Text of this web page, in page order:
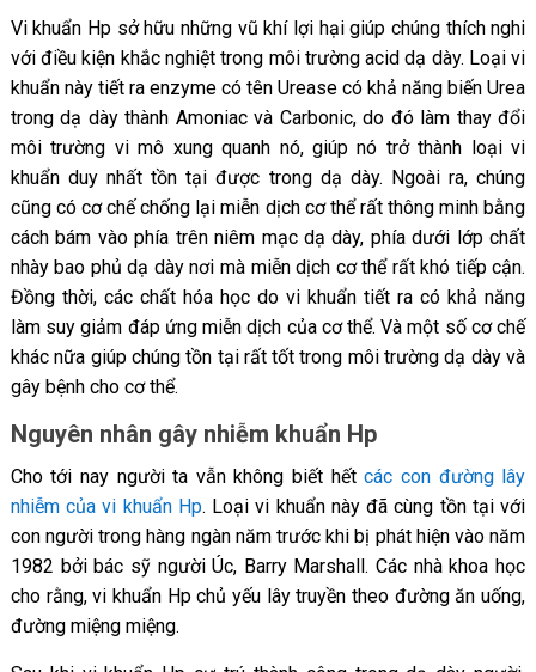
Vi khuẩn Hp sở hữu những vũ khí lợi hại giúp chúng thích nghi
với điều kiện khắc nghiệt trong môi trường acid dạ dày. Loại vi
khuẩn này tiết ra enzyme có tên Urease có khả năng biến Urea
trong dạ dày thành Amoniac và Carbonic, do đó làm thay đổi
môi trường vi mô xung quanh nó, giúp nó trở thành loại vi
khuẩn duy nhất tồn tại được trong dạ dày. Ngoài ra, chúng
cũng có cơ chế chống lại miễn dịch cơ thể rất thông minh bằng
cách bám vào phía trên niêm mạc dạ dày, phía dưới lớp chất
nhày bao phủ dạ dày nơi mà miễn dịch cơ thể rất khó tiếp cận.
Đồng thời, các chất hóa học do vi khuẩn tiết ra có khả năng
làm suy giảm đáp ứng miễn dịch của cơ thể. Và một số cơ chế
khác nữa giúp chúng tồn tại rất tốt trong môi trường dạ dày và
gây bệnh cho cơ thể.
Nguyên nhân gây nhiễm khuẩn Hp
Cho tới nay người ta vẫn không biết hếtcác con đường lây
nhiễm của vi khuẩn Hp. Loại vi khuẩn này đã cùng tồn tại với
con người trong hàng ngàn năm trước khi bị phát hiện vào năm
1982 bởi bác sỹ người Úc, Barry Marshall. Các nhà khoa học
cho rằng, vi khuẩn Hp chủ yếu lây truyền theo đường ăn uống,
đường miệng miệng.